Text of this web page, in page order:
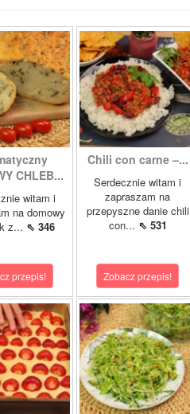
CHLEB...
witam i
na domowy
z... ⇖ 346
przepis!
Chili con carne –...
Serdecznie witam i
zapraszam na
przepyszne danie chili
con... ⇖ 531
Zobacz przepis!